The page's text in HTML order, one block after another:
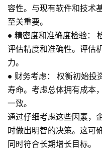
容性。与现有软件和技术
至关重要。
● 精密度和准确度检验：
评估精度和准确性。评估
力。
● 财务考虑： 权衡初始投
寿命。考虑总体拥有成本
一致。
通过仔细考虑这些因素，
时做出明智的决策。这可
同时符合长期增长目标。